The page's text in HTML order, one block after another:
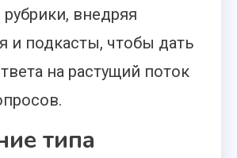
внедряя
и подкасты, чтобы дать
на растущий поток
типа